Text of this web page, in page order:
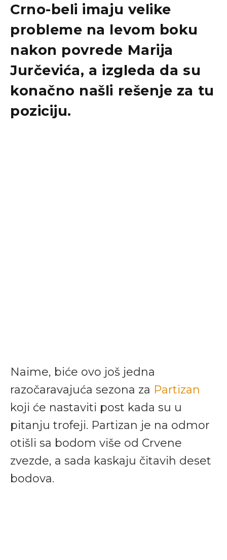
Crno-beli imaju velike
probleme na levom boku
nakon povrede Marija
Jurčevića, a izgleda da su
konačno našli rešenje za tu
poziciju.
Naime, biće ovo još jedna
razočaravajuća sezona za Partizan
koji će nastaviti post kada su u
pitanju trofeji. Partizan je na odmor
otišli sa bodom više od Crvene
zvezde, a sada kaskaju čitavih deset
bodova.